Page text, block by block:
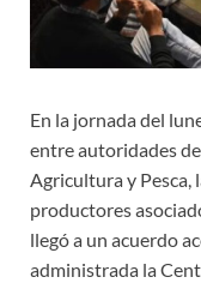
En la jornada del
entre autoridades
Agricultura y Pesca,
productores
llegó a un acuerdo
administrada la